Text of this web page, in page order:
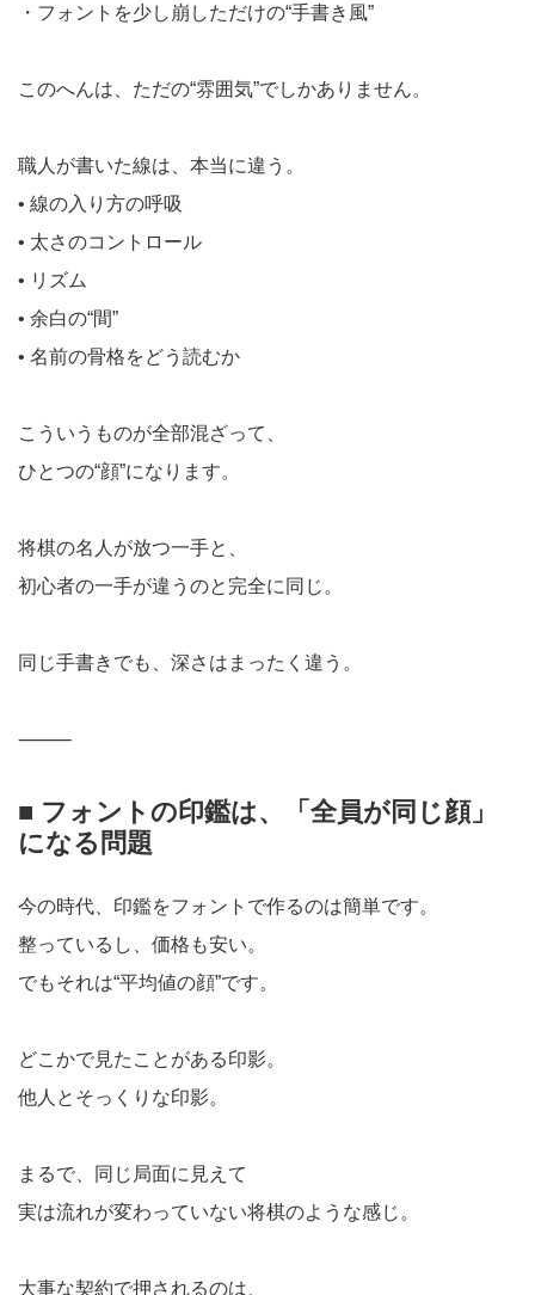
・フォントを少し崩しただけの“手書き風”
このへんは、ただの“雰囲気”でしかありません。
職人が書いた線は、本当に違う。
• 線の入り方の呼吸
• 太さのコントロール
• リズム
• 余白の“間”
• 名前の骨格をどう読むか
こういうものが全部混ざって、
ひとつの“顔”になります。
将棋の名人が放つ一手と、
初心者の一手が違うのと完全に同じ。
同じ手書きでも、深さはまったく違う。
⸻
■ フォントの印鑑は、「全員が同じ顔」
になる問題
今の時代、印鑑をフォントで作るのは簡単です。
整っているし、価格も安い。
でもそれは“平均値の顔”です。
どこかで見たことがある印影。
他人とそっくりな印影。
まるで、同じ局面に見えて
実は流れが変わっていない将棋のような感じ。
大事な契約で押されるのは、